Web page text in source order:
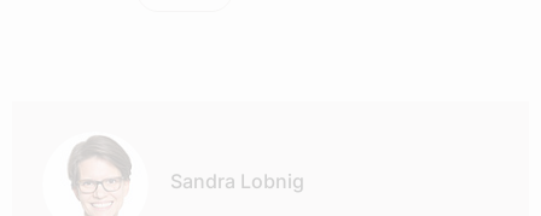
Sandra Lobnig